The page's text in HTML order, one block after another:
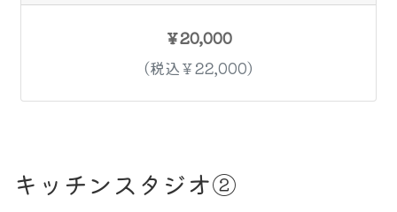
￥20,000
(税込￥22,000)
キッチンスタジオ②